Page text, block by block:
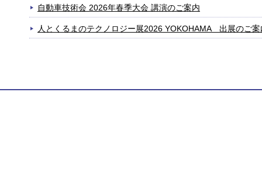
自動車技術会 2026年春季大会 講演のご案内
人とくるまのテクノロジー展2026 YOKOHAMA 出展のご案